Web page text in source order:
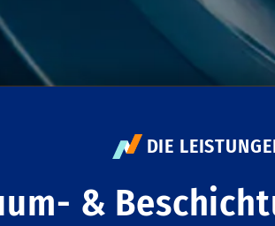
DIE
&